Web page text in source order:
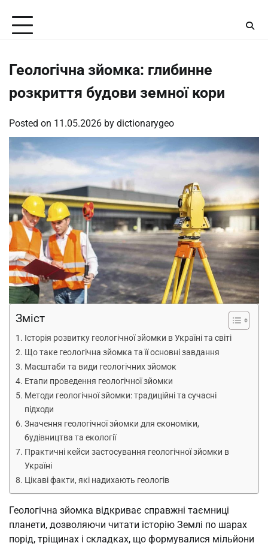
content
Геологічна зйомка: глибинне
розкриття будови земної кори
Posted on 11.05.2026 by dictionarygeo
Зміст
Історія розвитку геологічної зйомки в Україні та світі
Що таке геологічна зйомка та її основні завдання
Масштаби та види геологічних зйомок
Етапи проведення геологічної зйомки
Методи геологічної зйомки: традиційні та сучасні
підходи
Значення геологічної зйомки для економіки,
будівництва та екології
Практичні кейси застосування геологічної зйомки в
Україні
Цікаві факти, які надихають геологів
Геологічна зйомка відкриває справжні таємниці
планети, дозволяючи читати історію Землі по шарах
порід, тріщинах і складках, що формувалися мільйони